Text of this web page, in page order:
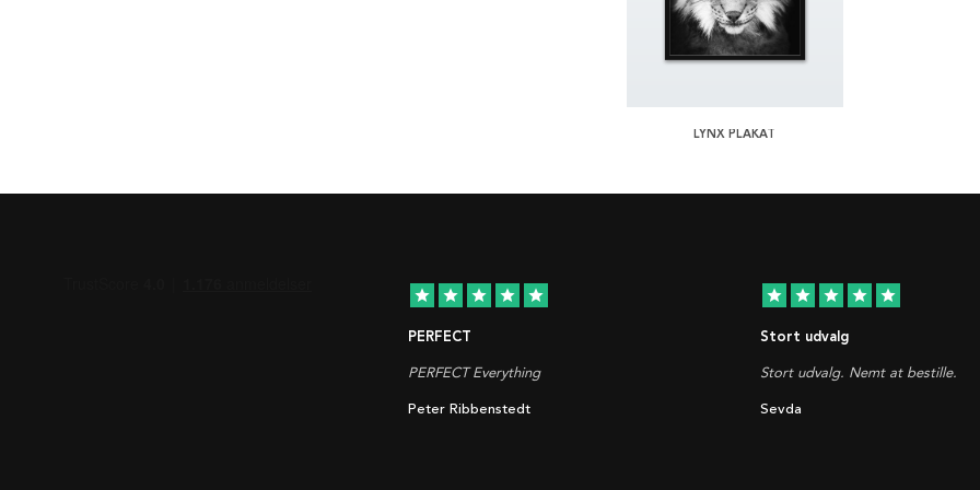
LYNX PLAKAT
star star star star star
PERFECT
PERFECT Everything
Peter Ribbenstedt
star star star star star
Stort udvalg
Stort udvalg. Nemt at bestille.
Sevda